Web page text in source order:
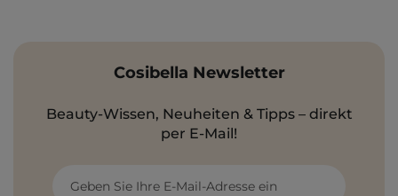
Cosibella Newsletter
Beauty-Wissen, Neuheiten & Tipps – direkt
per E-Mail!
Geben Sie Ihre E-Mail-Adresse ein